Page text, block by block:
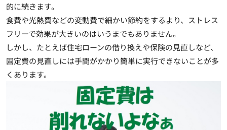
的に続きます。
食費や光熱費などの変動費で細かい節約をするより、ストレス
フリーで効果が大きいのはいうまでもありません。
しかし、たとえば住宅ローンの借り換えや保険の見直しなど、
固定費の見直しには手間がかかり簡単に実行できないことが多
くあります。